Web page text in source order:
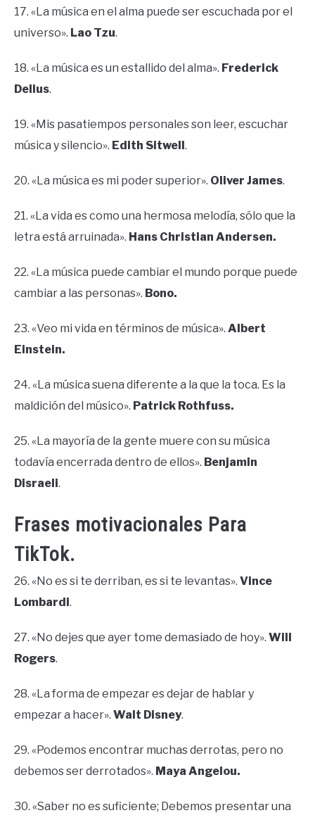
17. «La música en el alma puede ser escuchada por el
universo». Lao Tzu.
18. «La música es un estallido del alma». Frederick
Delius.
19. «Mis pasatiempos personales son leer, escuchar
música y silencio». Edith Sitwell.
20. «La música es mi poder superior». Oliver James.
21. «La vida es como una hermosa melodía, sólo que la
letra está arruinada». Hans Christian Andersen.
22. «La música puede cambiar el mundo porque puede
cambiar a las personas». Bono.
23. «Veo mi vida en términos de música». Albert
Einstein.
24. «La música suena diferente a la que la toca. Es la
maldición del músico». Patrick Rothfuss.
25. «La mayoría de la gente muere con su música
todavía encerrada dentro de ellos». Benjamin
Disraeli.
Frases motivacionales Para
TikTok.
26. «No es si te derriban, es si te levantas». Vince
Lombardi.
27. «No dejes que ayer tome demasiado de hoy». Will
Rogers.
28. «La forma de empezar es dejar de hablar y
empezar a hacer». Walt Disney.
29. «Podemos encontrar muchas derrotas, pero no
debemos ser derrotados». Maya Angelou.
30. «Saber no es suficiente; Debemos presentar una